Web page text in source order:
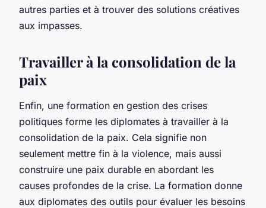
autres parties et à trouver des solutions créatives
aux impasses.
Travailler à la consolidation de la
paix
Enfin, une formation en gestion des crises
politiques forme les diplomates à travailler à la
consolidation de la paix. Cela signifie non
seulement mettre fin à la violence, mais aussi
construire une paix durable en abordant les
causes profondes de la crise. La formation donne
aux diplomates des outils pour évaluer les besoins